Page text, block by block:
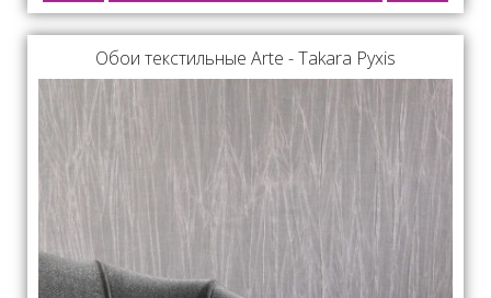
Обои текстильные Arte - Takara Pyxis